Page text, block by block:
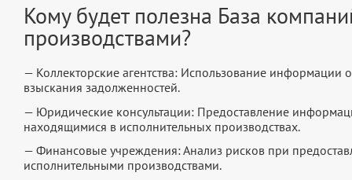
Кому будет полезна База
производствами?
— Коллекторские агентства: Использование информации
взыскания задолженностей.
— Юридические консультации: Предоставление
находящимися в исполнительных производствах.
— Финансовые учреждения: Анализ рисков при
исполнительными производствами.